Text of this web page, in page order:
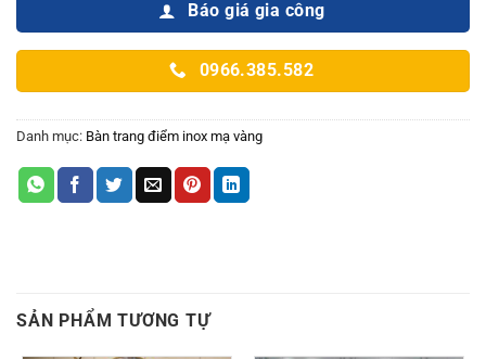
Báo giá gia công
0966.385.582
Danh mục: Bàn trang điểm inox mạ vàng
SẢN PHẨM TƯƠNG TỰ